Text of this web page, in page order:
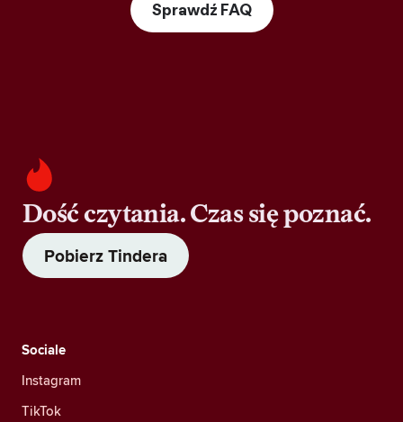
Sprawdź FAQ
Dość czytania. Czas się poznać.
Pobierz Tindera
Sociale
Instagram
TikTok